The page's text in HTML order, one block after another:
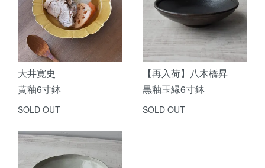
大井寛史
黄釉6寸鉢
SOLD OUT
【再入荷】八木橋昇
黒釉玉縁6寸鉢
SOLD OUT